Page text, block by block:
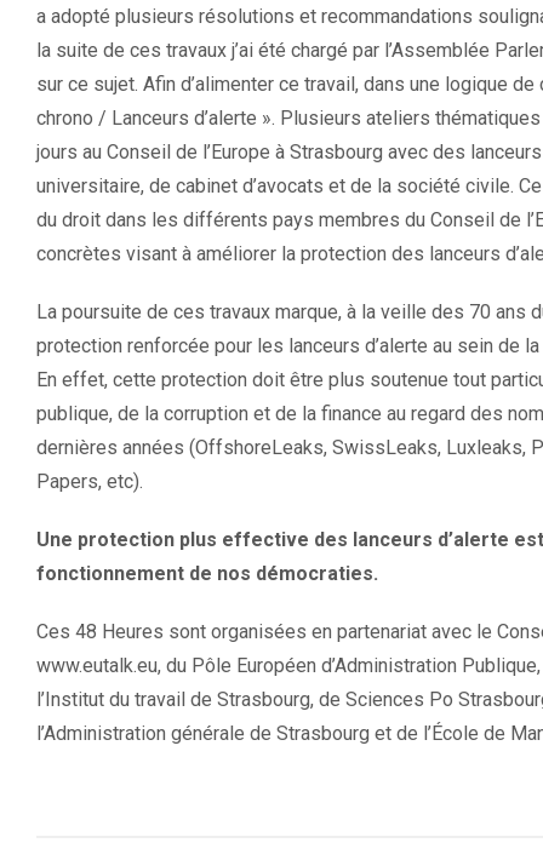
a adopté plusieurs résolutions et recommandations
la suite de ces travaux j’ai été chargé par l’Assemblée
sur ce sujet. Afin d’alimenter ce travail, dans une logique
chrono / Lanceurs d’alerte ». Plusieurs ateliers
jours au Conseil de l’Europe à Strasbourg avec des
universitaire, de cabinet d’avocats et de la société civile.
du droit dans les différents pays membres du Conseil de
concrètes visant à améliorer la protection des lanceurs
La poursuite de ces travaux marque, à la veille des 70 ans
protection renforcée pour les lanceurs d’alerte au sein de
En effet, cette protection doit être plus soutenue tout
publique, de la corruption et de la finance au regard des
dernières années (OffshoreLeaks, SwissLeaks, Luxleaks,
Papers, etc).
Une protection plus effective des lanceurs d’alerte
fonctionnement de nos démocraties.
Ces 48 Heures sont organisées en partenariat avec le
www.eutalk.eu, du Pôle Européen d’Administration
l’Institut du travail de Strasbourg, de Sciences Po
l’Administration générale de Strasbourg et de l’École de